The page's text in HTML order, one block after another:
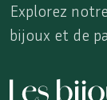
Explorez
bijoux et de
Les Bijoux de